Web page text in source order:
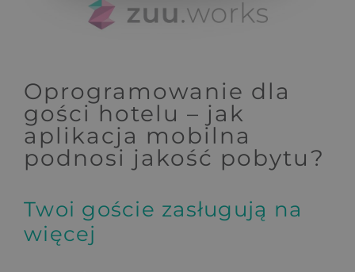
Oprogramowanie dla
gości hotelu – jak
aplikacja mobilna
podnosi jakość pobytu?
Twoi goście zasługują na
więcej